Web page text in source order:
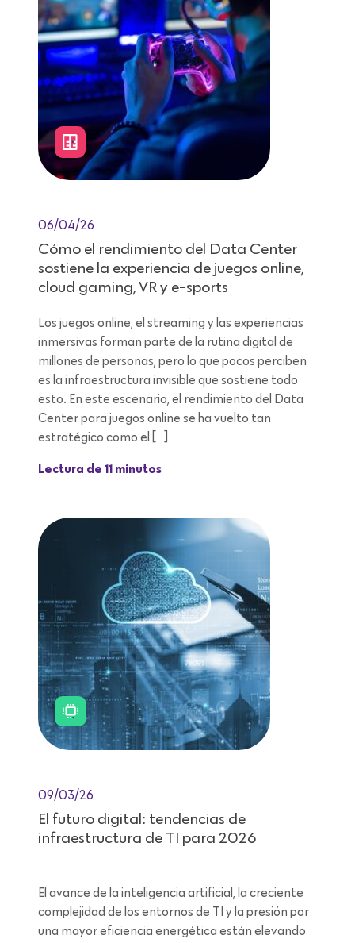
06/04/26
Cómo el rendimiento del Data Center
sostiene la experiencia de juegos online,
cloud gaming, VR y e-sports
Los juegos online, el streaming y las experiencias
inmersivas forman parte de la rutina digital de
millones de personas, pero lo que pocos perciben
es la infraestructura invisible que sostiene todo
esto. En este escenario, el rendimiento del Data
Center para juegos online se ha vuelto tan
estratégico como el […]
Lectura de 11 minutos
09/03/26
El futuro digital: tendencias de
infraestructura de TI para 2026
El avance de la inteligencia artificial, la creciente
complejidad de los entornos de TI y la presión por
una mayor eficiencia energética están elevando